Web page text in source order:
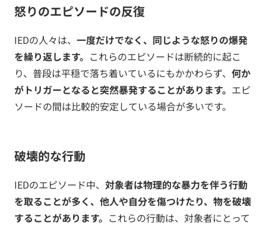
怒りのエピソードの反復
IEDの人々は、 一度だけでなく、同じような怒りの爆発
を繰り返します。 これらのエピソードは断続的に起こ
り、普段は平穏で落ち着いているにもかかわらず、 何か
がトリガーとなると突然暴発することがあります。 エピ
ソードの間は比較的安定している場合が多いです。
破壊的な行動
IEDのエピソード中、 対象者は物理的な暴力を伴う行動
を取ることが多く、他人や自分を傷つけたり、物を破壊
することがあります。 これらの行動は、対象者にとって